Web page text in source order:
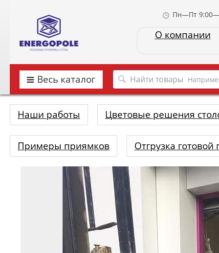
Пн—Пт
О компании
Весь каталог
Наши работы Цветовые решения
Примеры приямков Отгрузка